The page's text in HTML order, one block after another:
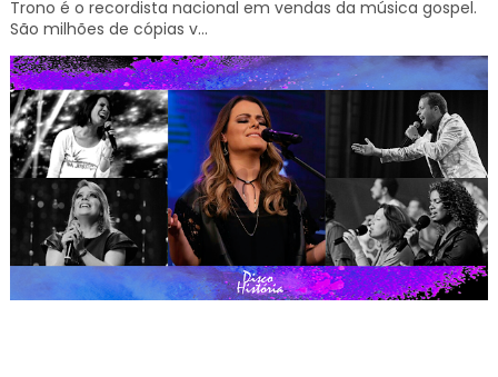
Trono é o recordista nacional em vendas da música gospel.
São milhões de cópias v...